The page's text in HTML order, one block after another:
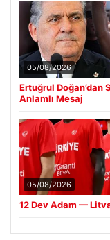
05/08/2026
Ertuğrul Doğan’dan
Anlamlı Mesaj
05/08/2026
12 Dev Adam —